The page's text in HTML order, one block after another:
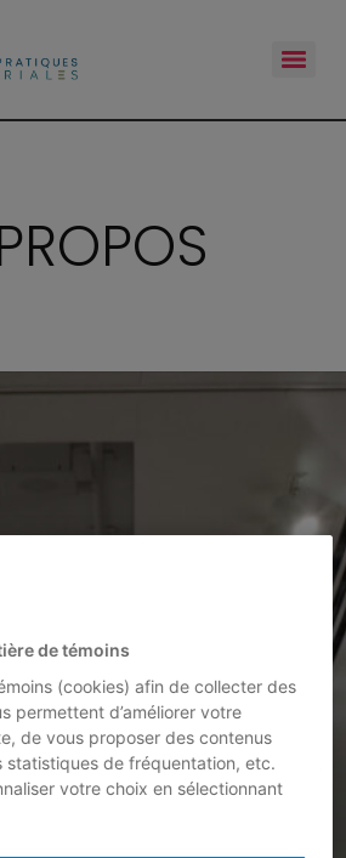
de témoins
(cookies) afin de collecter des
permettent d’améliorer votre
de vous proposer des contenus
statistiques de fréquentation, etc.
votre choix en sélectionnant